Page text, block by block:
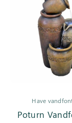
Have
Poturn